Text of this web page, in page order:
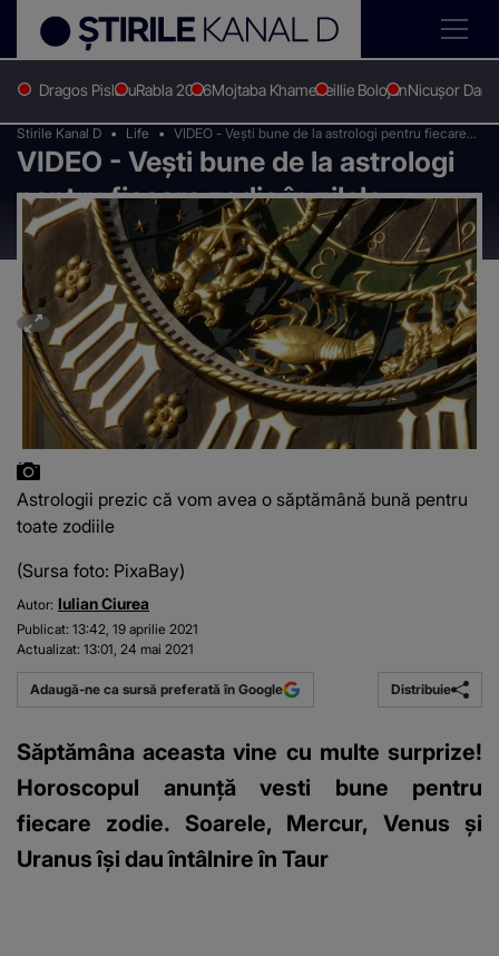
Dragos PislaruRabla 2026Mojtaba KhameneiIlie BolojanNicușor Dan
Stirile Kanal D Life
VIDEO - Vești bune de la astrologi pentru fiecare
zodie în zilele următoare
VIDEO - Vești bune de la astrologi
pentru fiecare zodie în zilele
următoare
Astrologii prezic că vom avea o săptămână bună pentru
toate zodiile
(Sursa foto: PixaBay)
Autor: Iulian Ciurea
Publicat: 13:42, 19 aprilie 2021
Actualizat: 13:01, 24 mai 2021
Adaugă-ne ca sursă preferată în Google Distribuie
Săptămâna aceasta vine cu multe surprize!
Horoscopul anunță vesti bune pentru
fiecare zodie. Soarele, Mercur, Venus și
Uranus își dau întâlnire în Taur